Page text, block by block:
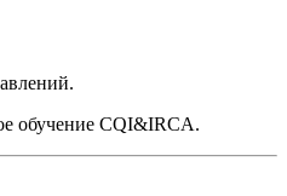
обучение CQI&IRCA.